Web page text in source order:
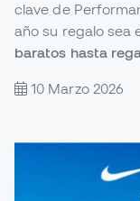
clave de
año su regalo sea
baratos hasta
10 Marzo 2026